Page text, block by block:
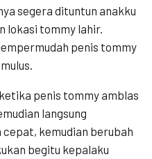
segera dituntun anakku
lokasi tommy lahir.
penis tommy
ketika penis tommy amblas
langsung
kemudian berubah
begitu kepalaku